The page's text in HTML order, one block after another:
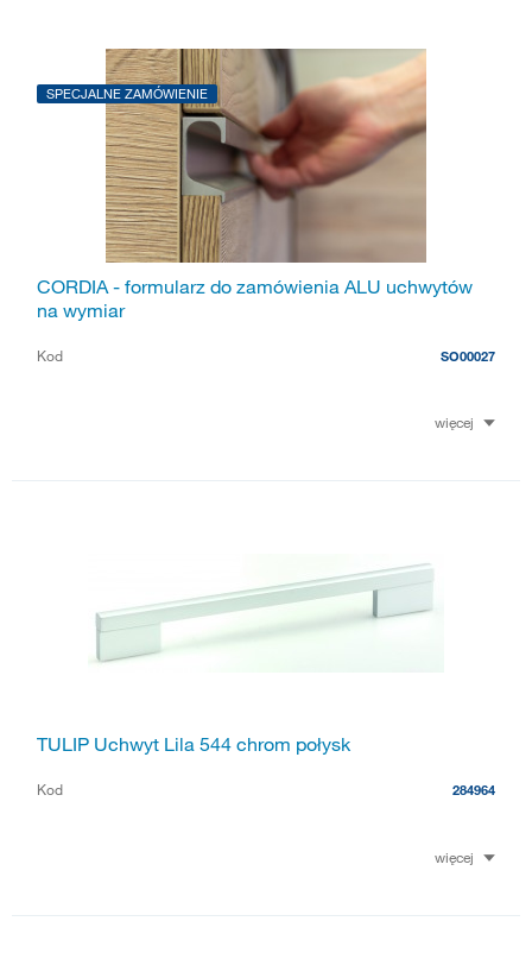
SPECJALNE ZAMÓWIENIE
CORDIA - formularz do zamówienia ALU uchwytów
na wymiar
Kod SO00027
więcej
TULIP Uchwyt Lila 544 chrom połysk
Kod 284964
więcej